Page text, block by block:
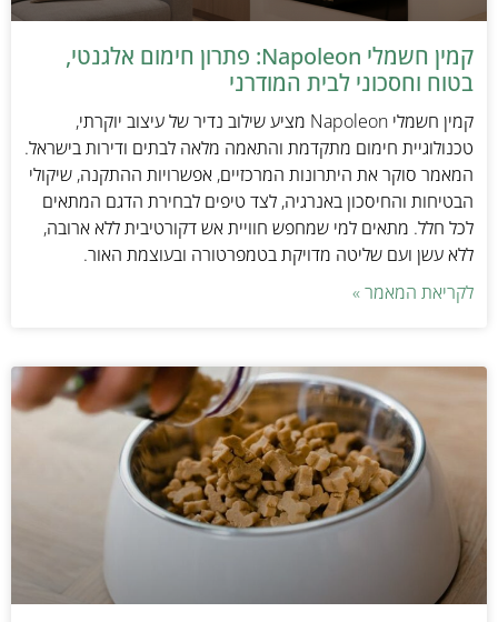
קמין חשמלי Napoleon: פתרון חימום אלגנטי,
בטוח וחסכוני לבית המודרני
קמין חשמלי Napoleon מציע שילוב נדיר של עיצוב יוקרתי,
טכנולוגיית חימום מתקדמת והתאמה מלאה לבתים ודירות בישראל.
המאמר סוקר את היתרונות המרכזיים, אפשרויות ההתקנה, שיקולי
הבטיחות והחיסכון באנרגיה, לצד טיפים לבחירת הדגם המתאים
לכל חלל. מתאים למי שמחפש חוויית אש דקורטיבית ללא ארובה,
ללא עשן ועם שליטה מדויקת בטמפרטורה ובעוצמת האור.
לקריאת המאמר »